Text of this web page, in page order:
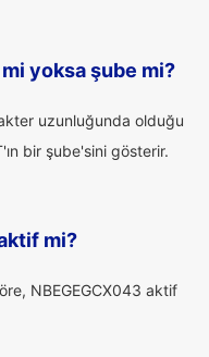
yoksa şube mi?
uzunluğunda olduğu
bir şube'sini gösterir.
mi?
NBEGEGCX043 aktif